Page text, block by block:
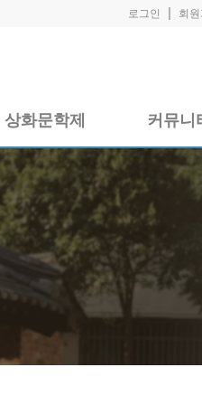
로그인 | 회원
상화문학제 커뮤니